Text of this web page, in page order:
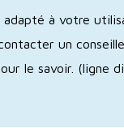
à votre
un
le savoir. (ligne